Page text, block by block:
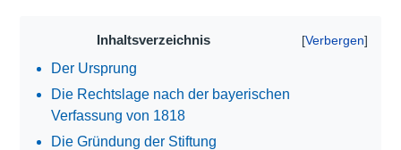
Inhaltsverzeichnis
Der Ursprung
Die Rechtslage nach der bayerischen
Verfassung von 1818
Die Gründung der Stiftung